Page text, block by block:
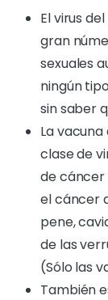
El virus
gran
sexuales
ningún
sin saber
La
clase de
de
el cáncer
pene,
de las
(Sólo las
También